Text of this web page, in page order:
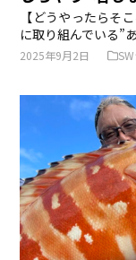
【どうやったらそ
に取り組んでいる”
2025年9月2日